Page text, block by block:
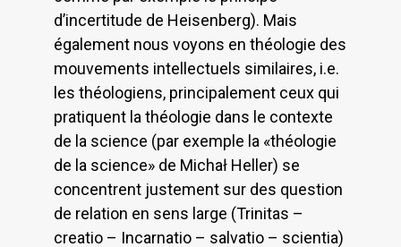
d’incertitude de Heisenberg). Mais
également nous voyons en théologie des
mouvements intellectuels similaires, i.e.
les théologiens, principalement ceux qui
pratiquent la théologie dans le contexte
de la science (par exemple la «théologie
de la science» de Michał Heller) se
concentrent justement sur des question
de relation en sens large (Trinitas –
creatio – Incarnatio – salvatio – scientia)